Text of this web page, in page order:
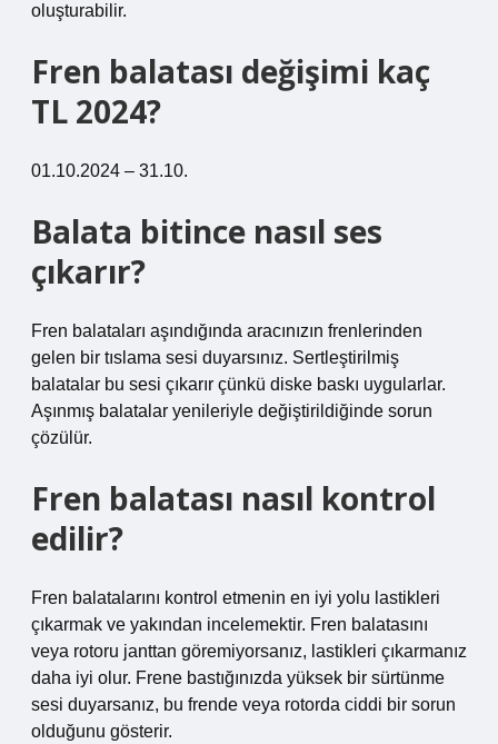
oluşturabilir.
Fren balatası değişimi kaç
TL 2024?
01.10.2024 – 31.10.
Balata bitince nasıl ses
çıkarır?
Fren balataları aşındığında aracınızın frenlerinden
gelen bir tıslama sesi duyarsınız. Sertleştirilmiş
balatalar bu sesi çıkarır çünkü diske baskı uygularlar.
Aşınmış balatalar yenileriyle değiştirildiğinde sorun
çözülür.
Fren balatası nasıl kontrol
edilir?
Fren balatalarını kontrol etmenin en iyi yolu lastikleri
çıkarmak ve yakından incelemektir. Fren balatasını
veya rotoru janttan göremiyorsanız, lastikleri çıkarmanız
daha iyi olur. Frene bastığınızda yüksek bir sürtünme
sesi duyarsanız, bu frende veya rotorda ciddi bir sorun
olduğunu gösterir.